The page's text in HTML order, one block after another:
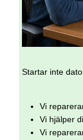
Startar inte
Vi
Vi hjälper
Vi